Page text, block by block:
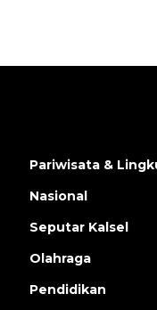
Pariwisata &
Nasional
Seputar Kalsel
Olahraga
Pendidikan